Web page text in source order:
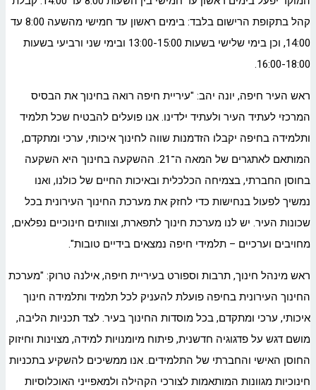
קהל בתקופת הרישום בלבד: בימים ראשון עד חמישי מהשעה 8:00 עד
14:00, וכן בימי שלישי בשעות 13:00-15:00 ובימי שני ורביעי בשעות
16:00-18:00.
ראש העיר חיפה, יונה יהב: "עיריית חיפה רואה בחינוך את הבסיס
המרכזי לעתיד העיר ולעתיד ילדינו. אנו פועלים להבטיח שכל תלמיד
ותלמידה בחיפה יקבלו הזדמנות שווה לחינוך איכותי, ערכי ומתקדם,
המותאם לאתגרים של המאה ה־21. ההשקעה בחינוך היא השקעה
בחוסן החברתי, בצמיחה הכלכלית ובאיכות החיים של כולנו, ואנו
נמשיך לפעול בנחישות כדי לחזק את מערכת החינוך העירונית בכל
שכונות העיר. יש לנו מערכת חינוך לתפארת, וצוותים חינוכיים נפלאים,
מחויבים וערכיים – תלמידי חיפה נמצאים בידיים טובות".
ראש מינהל חינוך, תרבות וספורט בעיריית חיפה, אילנה טרוק: "מערכת
החינוך העירונית בחיפה פועלת להעניק לכל תלמיד ותלמידה חינוך
איכותי, ערכי ומתקדם, בכל מוסדות החינוך בעיר. לצד תכניות הליבה,
מושם דגש על פדגוגיה חדשנית, פיתוח מיומנויות למידה, מצוינות וחיזוק
החוסן האישי והחברתי של התלמידים. אנו ממשיכים להשקיע בתכניות
חינוכיות מגוונות המותאמות לצורכי הקהילה ולמאפייני האוכלוסיות